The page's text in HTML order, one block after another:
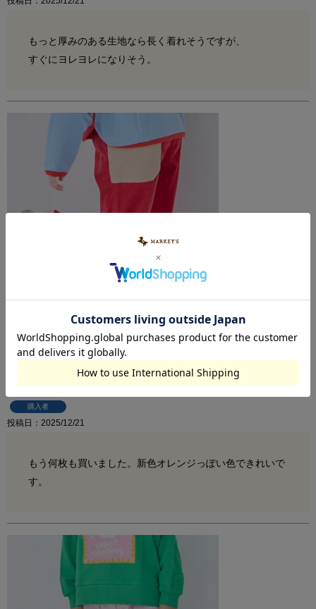
もっと厚みのある生地なら長く着れそうですが、
すぐにヨレヨレになりそう。
コールテンタックロングパンツ
購入者
投稿日 2025/12/21
もう何枚も買いました。新色オレンジっぽい色できれいで
す。